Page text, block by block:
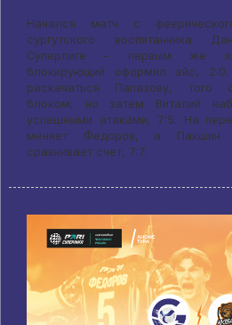
Начался матч с
сургутского воспитанника
Суперлиге – первым же
блокирующий оформил эйс,
раскачаться Папазову, того
блоком, но затем Виталий
успешными атаками, 7:5. На
меняет Федоров, а Пакшин
сравнивает счет, 7:7.